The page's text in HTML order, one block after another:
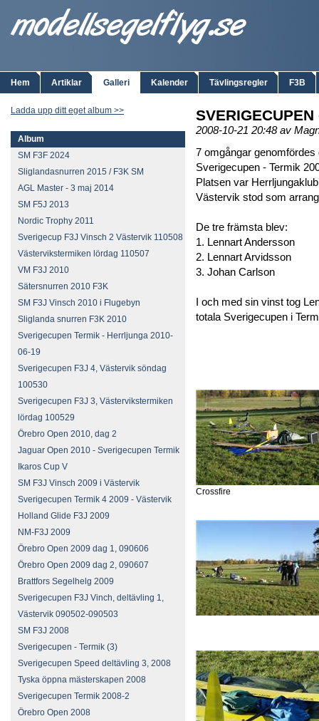
Hem Artiklar Galleri Kalender Tävlingsregler F3B
Ladda upp ditt eget album >>
Album
SM F3F 2024
Sliglandasnurren 2015 / F3K SM
AGL Master - 3 maj 2014
SM F5J 2013
Nordic Trophy 2011
Sverigecup F3J Vinsch 2 Västervik 110508
Västervikstermiken lördag 110507
VM F3J 2010
Sätersnurren 2010 F3K
SM F3J Vinsch 2010 i Flugebyn
Sliglanda snurren F3K 2010
Sverigecupen Termik - Herrljunga 2010-
06-19
Sverigecupen F3J 4, Västervik söndag
100530
Sverigecupen F3J 3, Västervikstermiken
lördag 100529
Örebro Open 2010, dag 2
Jaguar Open 2010 - Sverigecupen Termik
Ikaros Cup V
SM F3J Vinsch 2009 i Västervik
Sverigecupen Termik 4 2009 - Västervik
Holland Glide F3J 2009
NM-F3J 2009
Örebro Open 2009 dag 1, 090606
Örebro Open 2009 dag 2, 090607
Brattfors Segelhelg 2009
Sverigecupen F3J Vinch, deltävling 1,
Västervik 090502-090503
SM F3J 2008
Sverigecupen - Termik (3)
Sverigecupen Speed deltävling 3, 2008
Tyska öppna mästerskapen 2008
Sverigecupen Termik 2008-2
Örebro Open 2008
2008-10-21 20:48 av
7 omgångar
Sverigecupen - Termik
Platsen var
Västervik stod som
De tre främsta blev:
1. Lennart Andersson
2. Lennart Arvidsson
3. Johan Carlson
I och med sin vinst tog
totala Sverigecupen i
Crossfire